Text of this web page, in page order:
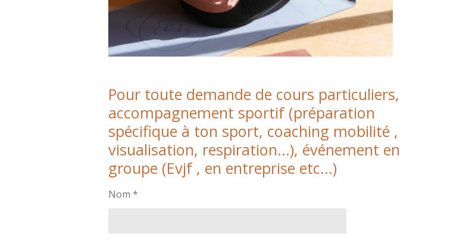
Pour toute demande de cours particuliers,
accompagnement sportif (préparation
spécifique à ton sport, coaching mobilité ,
visualisation, respiration…), événement en
groupe (Evjf , en entreprise etc…)
Nom *